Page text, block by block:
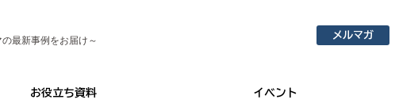
の最新事例をお届け～ メルマガ
お役立ち資料 イベント